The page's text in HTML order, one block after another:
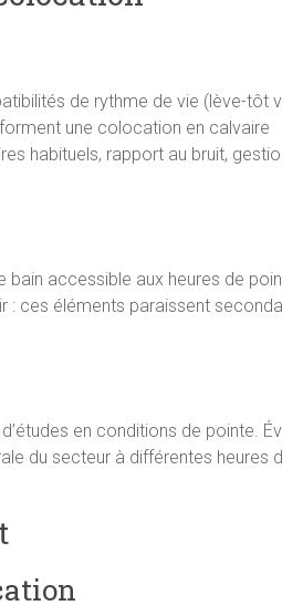
de rythme de vie (lève-tôt
une colocation en calvaire
habituels, rapport au bruit,
bain accessible aux heures de
: ces éléments paraissent
en conditions de pointe.
du secteur à différentes heures